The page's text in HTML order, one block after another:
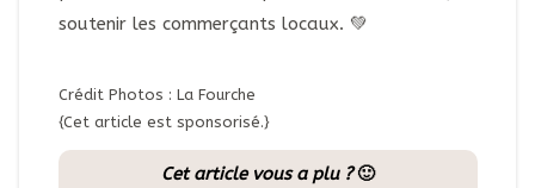
soutenir les commerçants locaux. 💚
Crédit Photos : La Fourche
{Cet article est sponsorisé.}
Cet article vous a plu ?🙂